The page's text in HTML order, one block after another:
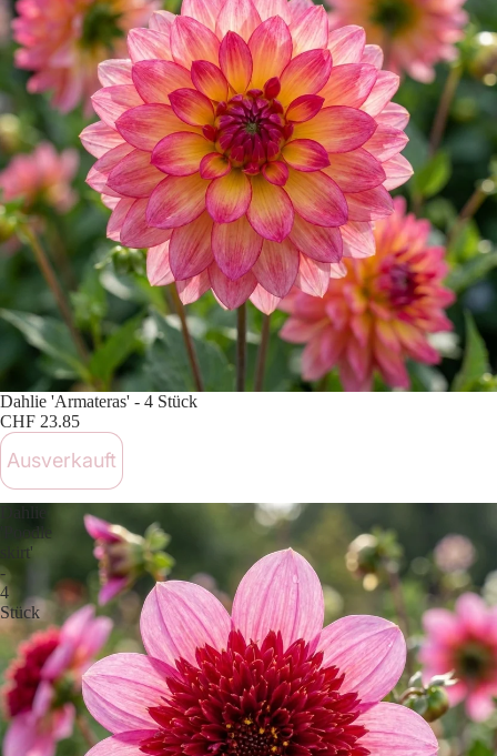
Ausverkauft
Dahlie 'Armateras' - 4 Stück
CHF 23.85
Ausverkauft
'Poodle
skirt'
-
4
Stück